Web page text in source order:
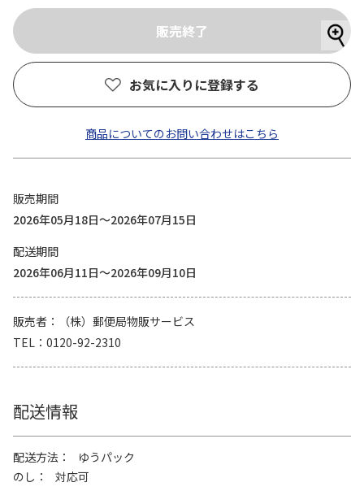
お気に入りに登録する
商品についてのお問い合わせはこちら
販売期間
2026年05月18日～2026年07月15日
配送期間
2026年06月11日～2026年09月10日
販売者
（株）郵便局物販サービス
TEL
0120-92-2310
配送情報
配送方法
ゆうパック
のし
対応可